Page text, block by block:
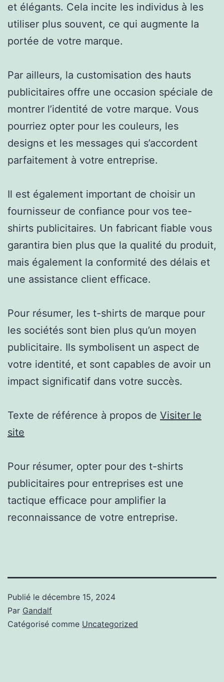
et élégants. Cela incite les individus à les
utiliser plus souvent, ce qui augmente la
portée de votre marque.
Par ailleurs, la customisation des hauts
publicitaires offre une occasion spéciale de
montrer l’identité de votre marque. Vous
pourriez opter pour les couleurs, les
designs et les messages qui s’accordent
parfaitement à votre entreprise.
Il est également important de choisir un
fournisseur de confiance pour vos tee-
shirts publicitaires. Un fabricant fiable vous
garantira bien plus que la qualité du produit,
mais également la conformité des délais et
une assistance client efficace.
Pour résumer, les t-shirts de marque pour
les sociétés sont bien plus qu’un moyen
publicitaire. Ils symbolisent un aspect de
votre identité, et sont capables de avoir un
impact significatif dans votre succès.
Texte de référence à propos de Visiter le
site
Pour résumer, opter pour des t-shirts
publicitaires pour entreprises est une
tactique efficace pour amplifier la
reconnaissance de votre entreprise.
Publié le décembre 15, 2024
Par Gandalf
Catégorisé comme Uncategorized